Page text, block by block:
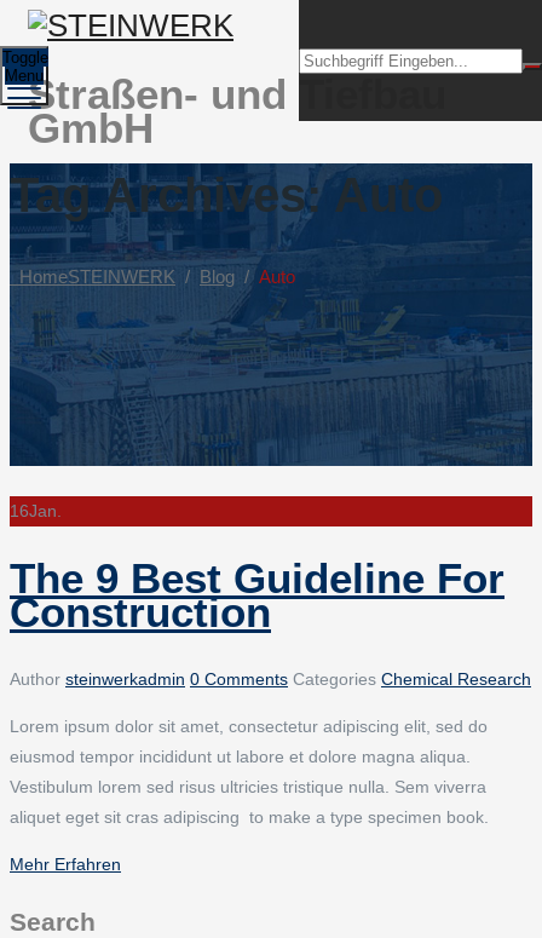
Straßen- und Tiefbau
GmbH
Toggle
Menu
Tag Archives:Auto
HomeSTEINWERK / Blog /Auto
16Jan.
The 9 Best Guideline For
Construction
Author steinwerkadmin 0 Comments Categories Chemical Research
Lorem ipsum dolor sit amet, consectetur adipiscing elit, sed do
eiusmod tempor incididunt ut labore et dolore magna aliqua.
Vestibulum lorem sed risus ultricies tristique nulla. Sem viverra
aliquet eget sit cras adipiscing to make a type specimen book.
Mehr Erfahren
Search